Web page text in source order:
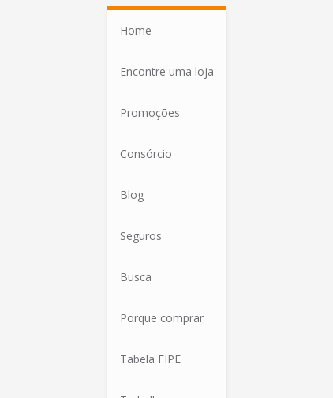
Home
Encontre uma loja
Promoções
Consórcio
Blog
Seguros
Busca
Porque comprar
Tabela FIPE